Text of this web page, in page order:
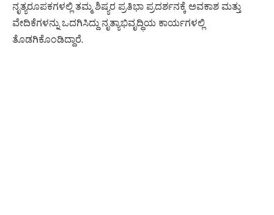
ನೃತ್ಯರೂಪಕಗಳಲ್ಲಿ ತಮ್ಮ ಶಿಷ್ಯರ ಪ್ರತಿಭಾ ಪ್ರದರ್ಶನಕ್ಕೆ ಅವಕಾಶ ಮತ್ತು
ವೇದಿಕೆಗಳನ್ನು ಒದಗಿಸಿದ್ದು ನೃತ್ಯಾಭಿವೃದ್ಧಿಯ ಕಾರ್ಯಗಳಲ್ಲಿ
ತೊಡಗಿಕೊಂಡಿದ್ದಾರೆ.